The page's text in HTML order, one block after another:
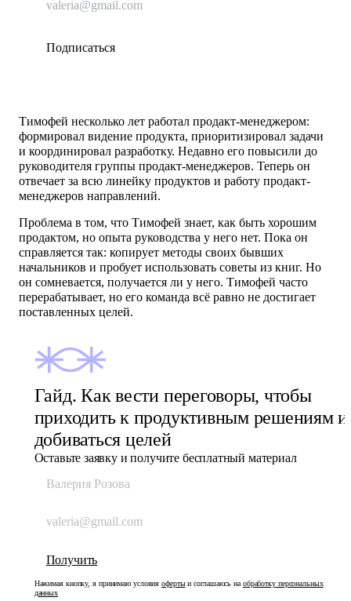
Тимофей несколько лет работал продакт-менеджером:
формировал видение продукта, приоритизировал задачи
и координировал разработку. Недавно его повысили до
руководителя группы продакт-менеджеров. Теперь он
отвечает за всю линейку продуктов и работу продакт-
менеджеров направлений.
Проблема в том, что Тимофей знает, как быть хорошим
продактом, но опыта руководства у него нет. Пока он
справляется так: копирует методы своих бывших
начальников и пробует использовать советы из книг. Но
он сомневается, получается ли у него. Тимофей часто
перерабатывает, но его команда всё равно не достигает
поставленных целей.
Гайд. Как вести переговоры, чтобы
приходить к продуктивным решениям и
добиваться целей
Оставьте заявку и получите бесплатный материал
Нажимая кнопку, я принимаю условияофертыи соглашаюсь наобработку персональных
данных